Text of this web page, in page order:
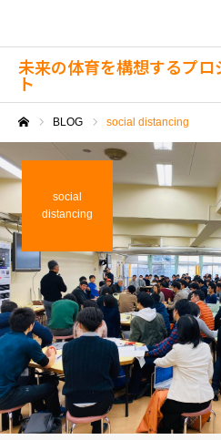
未来の体育を構想するプ
ト
BLOG social distancing
social
distancing